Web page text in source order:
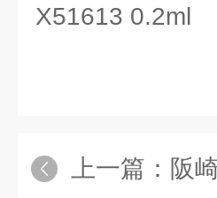
X51613 0.2ml
上一篇： 阪